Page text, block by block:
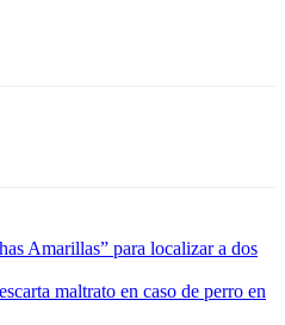
Amarillas” para localizar a dos
maltrato en caso de perro en